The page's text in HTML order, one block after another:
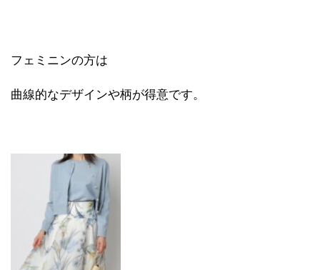
フェミニンの方は
曲線的なデザインや柄が得意です。